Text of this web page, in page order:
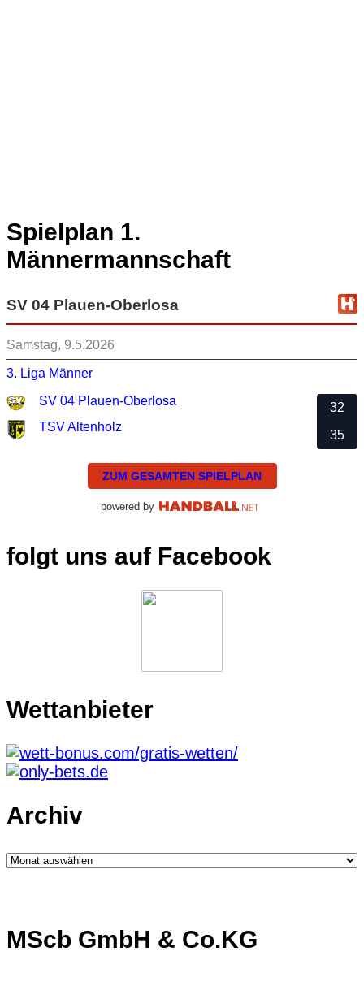
Spielplan 1.
Männermannschaft
SV 04 Plauen-Oberlosa
Samstag, 9.5.2026
3. Liga Männer
SV 04 Plauen-Oberlosa
TSV Altenholz
32
35
ZUM GESAMTEN SPIELPLAN
powered by
folgt uns auf Facebook
Wettanbieter
Archiv
Archiv
MScb GmbH & Co.KG